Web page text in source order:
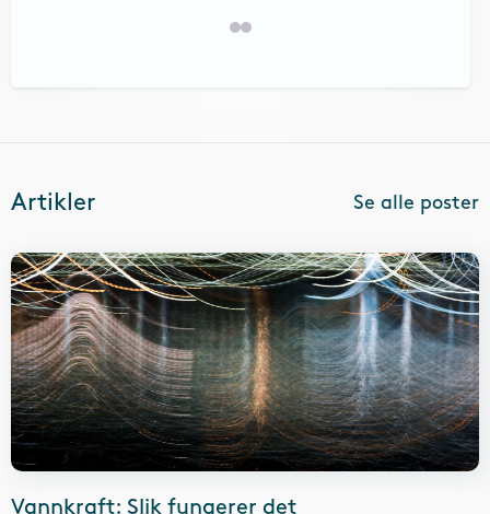
Artikler Se alle poster
Vannkraft: Slik fungerer det